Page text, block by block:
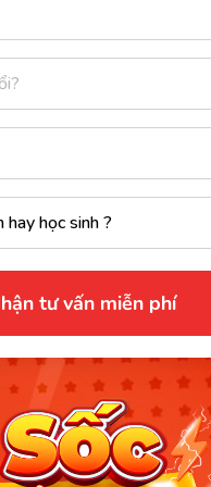
tư vấn miễn phí
thiếu phân cấp
tập.
AI, không có tính
nhận diện giọng nói.
ảnh ở mức
thu hút với trẻ nhỏ.
kỹ năng đọc hiểu
nhàm chán nếu sử
quen với tiếng
chuyển sang các
Junior, Babilala,